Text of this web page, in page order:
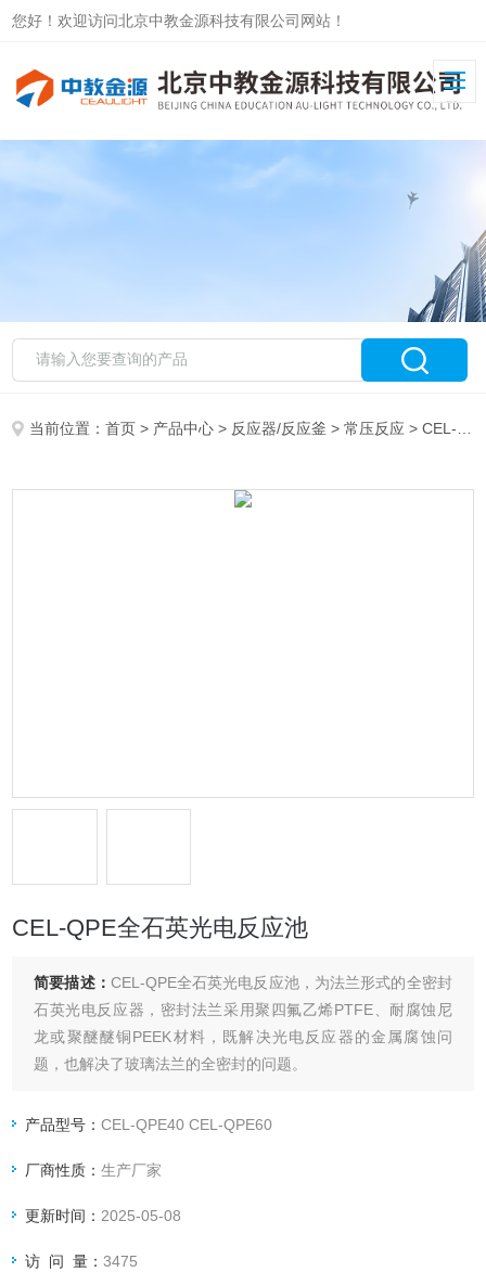
您好！欢迎访问北京中教金源科技有限公司网站！
当前位置：首页 > 产品中心 > 反应器/反应釜 >常压反应 > CEL-QPE40 CEL-QPE60CEL-QPE全石英光电反应池
CEL-QPE全石英光电反应池
简要描述： CEL-QPE全石英光电反应池，为法兰形式的全密封
石英光电反应器，密封法兰采用聚四氟乙烯PTFE、耐腐蚀尼
龙或聚醚醚铜PEEK材料，既解决光电反应器的金属腐蚀问
题，也解决了玻璃法兰的全密封的问题。
产品型号：CEL-QPE40 CEL-QPE60
厂商性质：生产厂家
更新时间： 2025-05-08
访 问 量：3475